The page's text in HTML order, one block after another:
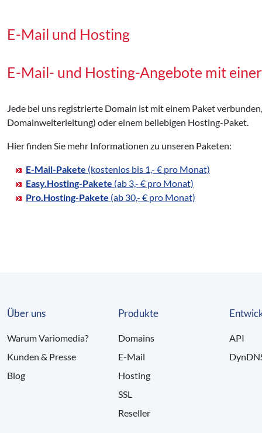
E-Mail und Hosting
E-Mail- und Hosting-Angebote mit
Jede bei uns registrierte Domain ist mit einem Paket
Domainweiterleitung) oder einem beliebigen Hosting-Paket.
Hier finden Sie mehr Informationen zu unseren Paketen:
E-Mail-Pakete (kostenlos bis 1,- € pro Monat)
Easy.Hosting-Pakete (ab 3,- € pro Monat)
Pro.Hosting-Pakete (ab 30,- € pro Monat)
Über uns
Warum Variomedia?
Kunden & Presse
Blog
Produkte
Domains
E-Mail
Hosting
SSL
Reseller
API